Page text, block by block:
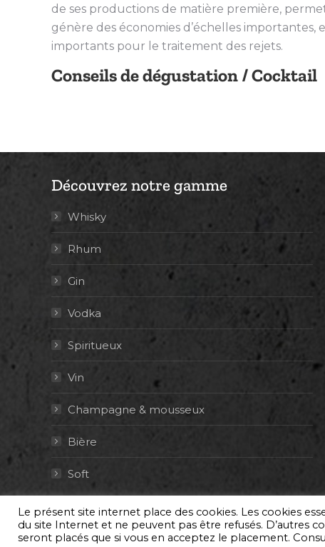
de ses productions de matière première,
génère des économies d’échelles
importants pour le traitement des rejets.
Conseils de dégustation / Cocktail
Découvrez notre gamme
Whisky
Rhum
Gin
Vodka
Spiritueux
Vin
Champagne & mousseux
Bière
Soft
© By Poush
Le présent site internet place des cookies. Les cookies
du site Internet et ne peuvent pas être refusés. D’autres
seront placés que si vous en acceptez le placement.